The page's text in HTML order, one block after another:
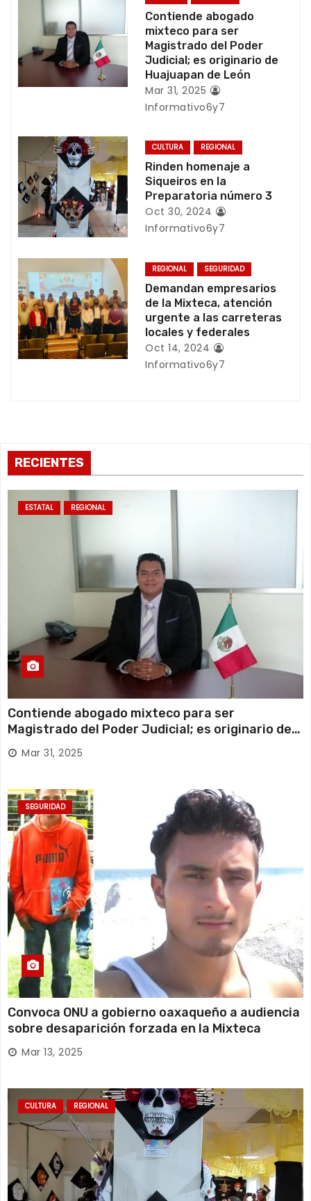
i
ó
d
e
e
n
t
r
a
d
Contiende abogado
mixteco para ser
Magistrado del Poder
Judicial; es originario de
Huajuapan de León
Mar 31, 2025
Informativo6y7
CULTURA REGIONAL
Rinden homenaje a
Siqueiros en la
Preparatoria número 3
Oct 30, 2024
Informativo6y7
REGIONAL SEGURIDAD
Demandan empresarios
de la Mixteca, atención
urgente a las carreteras
locales y federales
Oct 14, 2024
Informativo6y7
RECIENTES
ESTATAL REGIONAL
Contiende abogado mixteco para ser
Magistrado del Poder Judicial; es originario de
Huajuapan de León
Mar 31, 2025
SEGURIDAD
Convoca ONU a gobierno oaxaqueño a audiencia
sobre desaparición forzada en la Mixteca
Mar 13, 2025
CULTURA REGIONAL